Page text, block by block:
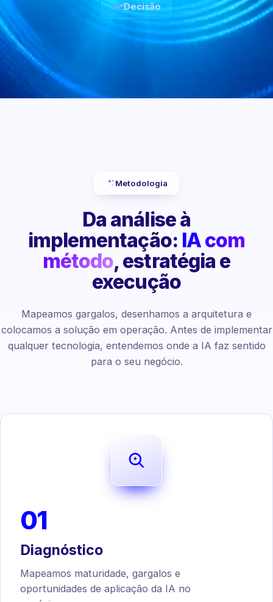
Decisão
Metodologia
Da análise à
implementação: IA com
método, estratégia e
execução
Mapeamos gargalos, desenhamos a arquitetura e
colocamos a solução em operação. Antes de implementar
qualquer tecnologia, entendemos onde a IA faz sentido
para o seu negócio.
01
Diagnóstico
Mapeamos maturidade, gargalos e
oportunidades de aplicação da IA no